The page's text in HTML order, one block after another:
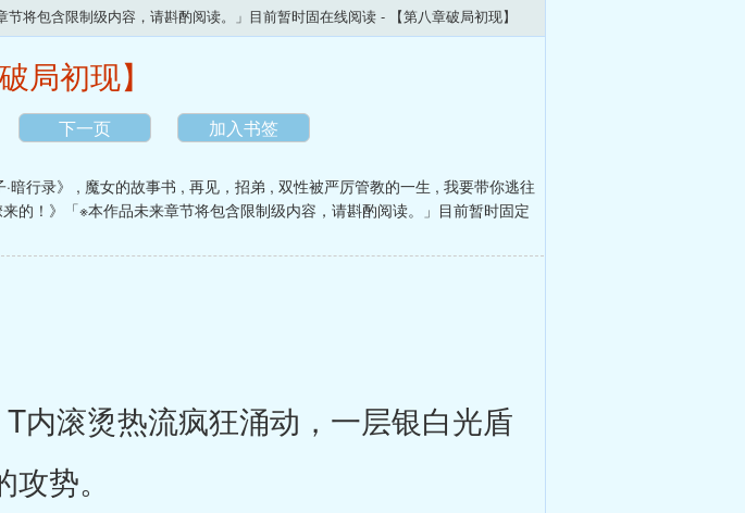
将包含限制级内容，请斟酌阅读。」目前暂时固在线阅读 - 【第八章破局初现】
局初现】
下一页 加入书签
暗行录》 , 魔女的故事书 , 再见，招弟 , 双性被严厉管教的一生 , 我要带你逃往
来的！》「※本作品未来章节将包含限制级内容，请斟酌阅读。」目前暂时固定
滚烫热流疯狂涌动，一层银白光盾
势。